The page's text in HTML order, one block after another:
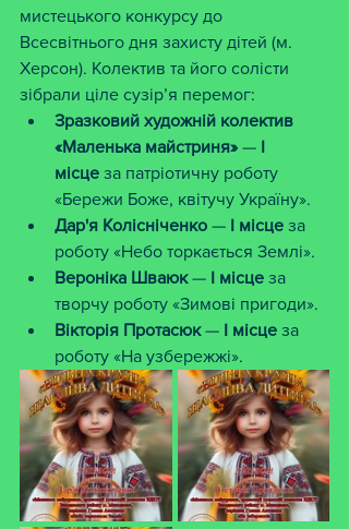
мистецького конкурсу до
Всесвітнього дня захисту дітей (м.
Херсон). Колектив та його солісти
зібрали ціле сузір’я перемог:
Зразковий художній колектив
«Маленька майстриня» — I
місце за патріотичну роботу
«Бережи Боже, квітучу Україну».
Дар'я Колісніченко — I місце за
роботу «Небо торкається Землі».
Вероніка Шваюк — I місце за
творчу роботу «Зимові пригоди».
Вікторія Протасюк — I місце за
роботу «На узбережжі».